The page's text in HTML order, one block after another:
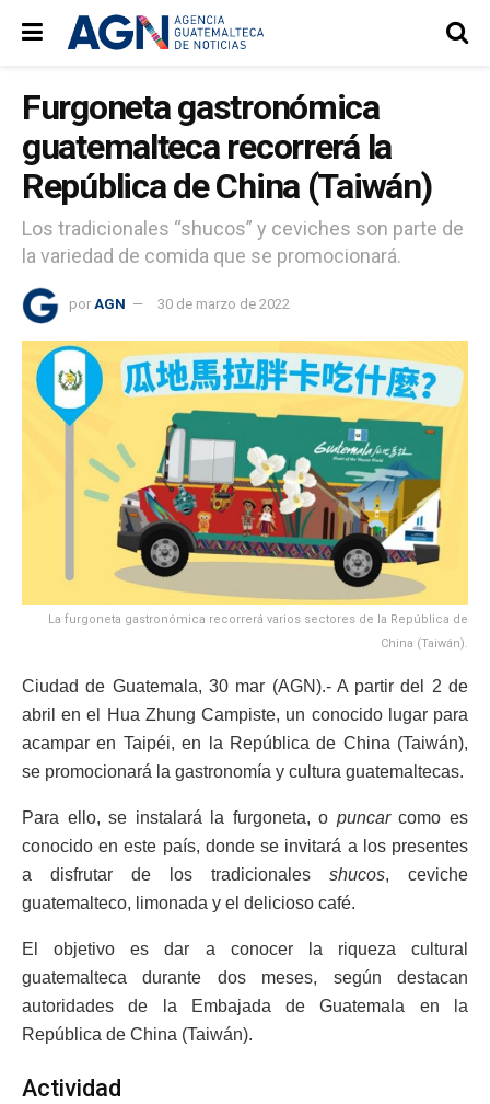
Furgoneta gastronómica
guatemalteca recorrerá la
República de China (Taiwán)
Los tradicionales “shucos” y ceviches son parte de
la variedad de comida que se promocionará.
por AGN 30 de marzo de 2022
La furgoneta gastronómica recorrerá varios sectores de la República de
China (Taiwán).
Ciudad de Guatemala, 30 mar (AGN).- A partir del 2 de
abril en el Hua Zhung Campiste, un conocido lugar para
acampar en Taipéi, en la República de China (Taiwán),
se promocionará la gastronomía y cultura guatemaltecas.
Para ello, se instalará la furgoneta, o puncarcomo es
conocido en este país, donde se invitará a los presentes
a disfrutar de los tradicionales shucos, ceviche
guatemalteco, limonada y el delicioso café.
El objetivo es dar a conocer la riqueza cultural
guatemalteca durante dos meses, según destacan
autoridades de la Embajada de Guatemala en la
República de China (Taiwán).
Actividad